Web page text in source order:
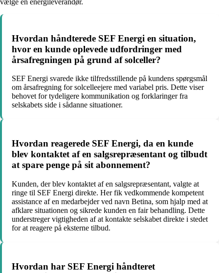
vælge en energileverandør.
Hvordan håndterede SEF Energi en situation,
hvor en kunde oplevede udfordringer med
årsafregningen på grund af solceller?
SEF Energi svarede ikke tilfredsstillende på kundens spørgsmål
om årsafregning for solcelleejere med variabel pris. Dette viser
behovet for tydeligere kommunikation og forklaringer fra
selskabets side i sådanne situationer.
Hvordan reagerede SEF Energi, da en kunde
blev kontaktet af en salgsrepræsentant og tilbudt
at spare penge på sit abonnement?
Kunden, der blev kontaktet af en salgsrepræsentant, valgte at
ringe til SEF Energi direkte. Her fik vedkommende kompetent
assistance af en medarbejder ved navn Betina, som hjalp med at
afklare situationen og sikrede kunden en fair behandling. Dette
understreger vigtigheden af at kontakte selskabet direkte i stedet
for at reagere på eksterne tilbud.
Hvordan har SEF Energi håndteret